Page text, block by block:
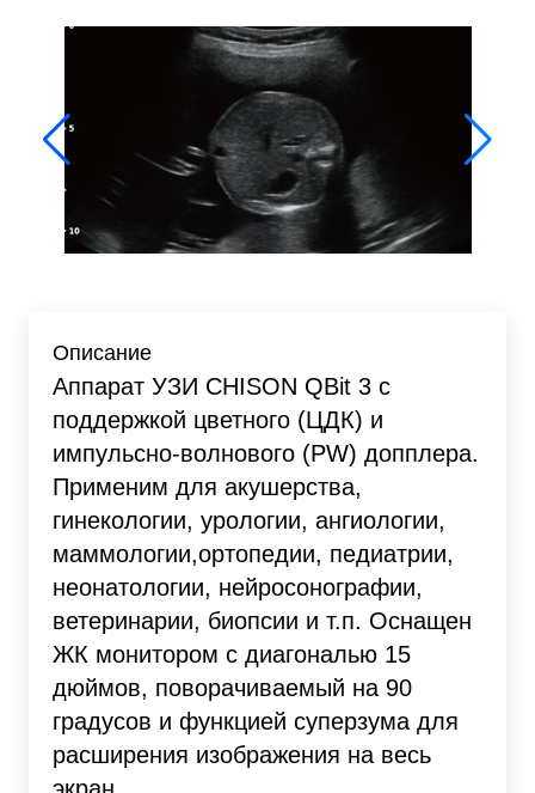
Описание
Аппарат УЗИ CHISON QBit 3 с
поддержкой цветного (ЦДК) и
импульсно-волнового (PW) допплера.
Применим для акушерства,
гинекологии, урологии, ангиологии,
маммологии,ортопедии, педиатрии,
неонатологии, нейросонографии,
ветеринарии, биопсии и т.п. Оснащен
ЖК монитором с диагональю 15
дюймов, поворачиваемый на 90
градусов и функцией суперзума для
расширения изображения на весь